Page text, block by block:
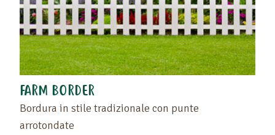
FARM BORDER
Bordura in stile tradizionale con punte
arrotondate